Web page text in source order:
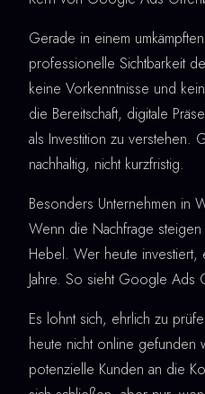
Gerade in einem
professionelle Sichtbarkeit
keine Vorkenntnisse und
die Bereitschaft, digitale
als Investition zu verstehen.
nachhaltig, nicht kurzfristig.
Besonders Unternehmen in
Wenn die Nachfrage
Hebel. Wer heute investiert,
Jahre. So sieht Google Ads
Es lohnt sich, ehrlich zu
heute nicht online gefunden
potenzielle Kunden an die